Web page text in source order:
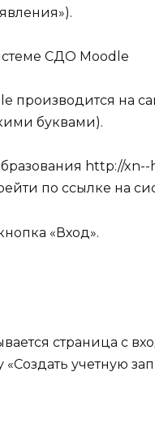
СДО Moodle
на
буквами).
http://
по ссылке на
«Вход».
страница с
учетную